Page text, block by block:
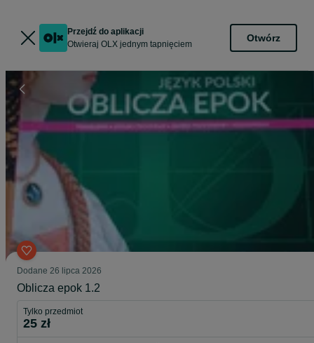
Przejdź do aplikacji
Otwieraj OLX jednym tapnięciem
Otwórz
Dodane 26 lipca 2026
Oblicza epok 1.2
Tylko przedmiot
25 zł